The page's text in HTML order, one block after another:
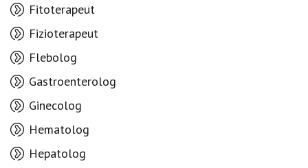
Fitoterapeut
Fizioterapeut
Flebolog
Gastroenterolog
Ginecolog
Hematolog
Hepatolog